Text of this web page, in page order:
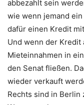
abbezahlt sein
wie wenn jemand
dafür einen Kredit
Und wenn der Kredit
Mieteinnahmen in
den Senat fließen.
wieder verkauft
Rechts sind in Berlin